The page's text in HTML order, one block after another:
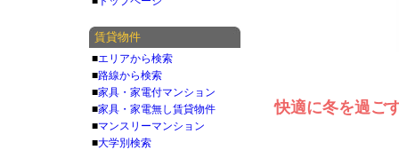
快適に冬を過ご
賃貸物件
■エリアから検索
■路線から検索
■家具・家電付マンション
■家具・家電無し賃貸物件
■マンスリーマンション
■大学別検索